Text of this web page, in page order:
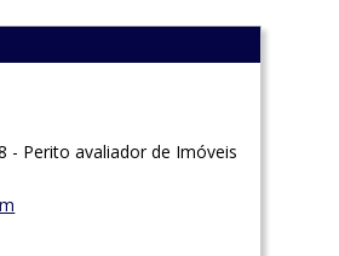
- Perito avaliador de Imóveis